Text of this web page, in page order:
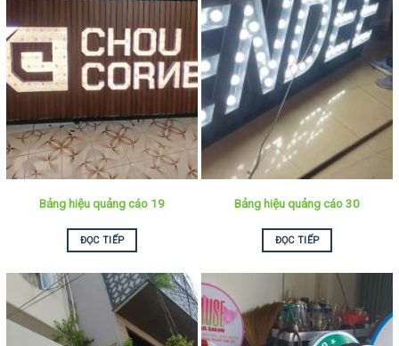
Bảng hiệu quảng cáo 19
ĐỌC TIẾP
Bảng hiệu quảng cáo 30
ĐỌC TIẾP